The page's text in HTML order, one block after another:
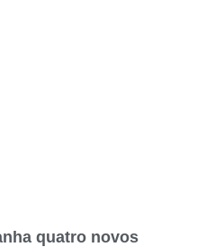
quatro novos